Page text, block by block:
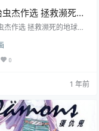
杰作选 拯救濒死的
手塚治虫 漫画百度
杰作选 拯救濒死的地球共1
着人类面临的地球危机，
展现了战争、科技发展等
0
1 年前